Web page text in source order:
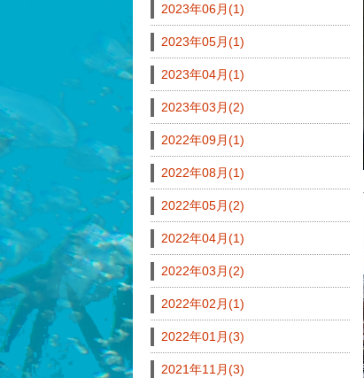
2023年06月(1)
2023年05月(1)
2023年04月(1)
2023年03月(2)
2022年09月(1)
2022年08月(1)
2022年05月(2)
2022年04月(1)
2022年03月(2)
2022年02月(1)
2022年01月(3)
2021年11月(3)